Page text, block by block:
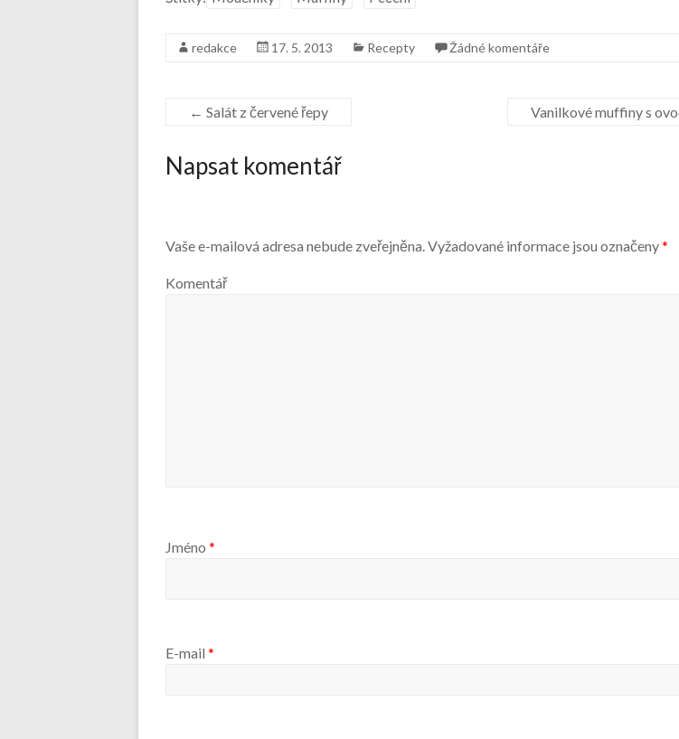
redakce 17. 5. 2013 Recepty Žádné komentáře
← Salát z červené řepy Vanilkové muffiny s
Napsat komentář
Vaše e-mailová adresa nebude zveřejněna. Vyžadované informace jsou označeny*
Komentář
Jméno *
E-mail *